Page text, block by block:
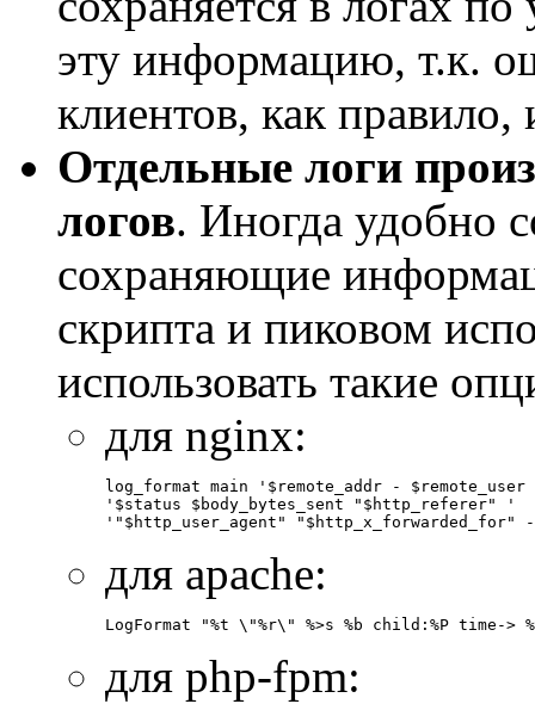
эту информацию, т.к.
клиентов, как
Отдельные логи
логов. Иногда удобно
сохраняющие
скрипта и пиковом
использовать такие
для nginx:
log_format main '$remote_addr -
'$status $body_bytes_sent "$http_referer" '
для apache:
для php-fpm: